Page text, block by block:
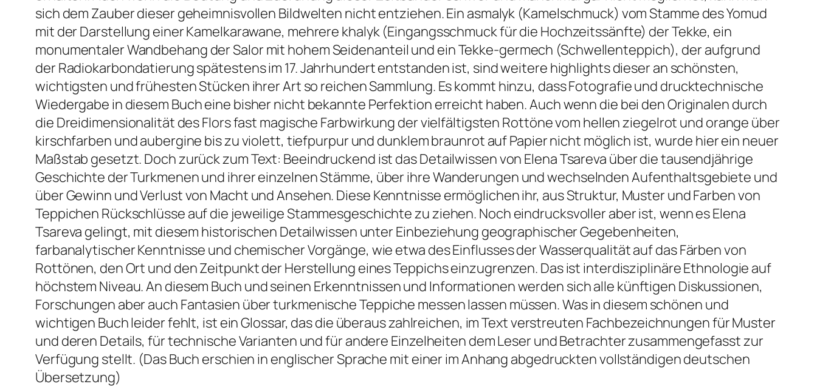
sich dem Zauber dieser geheimnisvollen Bildwelten nicht entziehen. Ein asmalyk (Kamelschmuck) vom Stamme des Yomud
mit der Darstellung einer Kamelkarawane, mehrere khalyk (Eingangsschmuck für die Hochzeitssänfte) der Tekke, ein
monumentaler Wandbehang der Salor mit hohem Seidenanteil und ein Tekke-germech (Schwellenteppich), der aufgrund
der Radiokarbondatierung spätestens im 17. Jahrhundert entstanden ist, sind weitere highlights dieser an schönsten,
wichtigsten und frühesten Stücken ihrer Art so reichen Sammlung. Es kommt hinzu, dass Fotografie und drucktechnische
Wiedergabe in diesem Buch eine bisher nicht bekannte Perfektion erreicht haben. Auch wenn die bei den Originalen durch
die Dreidimensionalität des Flors fast magische Farbwirkung der vielfältigsten Rottöne vom hellen ziegelrot und orange über
kirschfarben und aubergine bis zu violett, tiefpurpur und dunklem braunrot auf Papier nicht möglich ist, wurde hier ein neuer
Maßstab gesetzt. Doch zurück zum Text: Beeindruckend ist das Detailwissen von Elena Tsareva über die tausendjährige
Geschichte der Turkmenen und ihrer einzelnen Stämme, über ihre Wanderungen und wechselnden Aufenthaltsgebiete und
über Gewinn und Verlust von Macht und Ansehen. Diese Kenntnisse ermöglichen ihr, aus Struktur, Muster und Farben von
Teppichen Rückschlüsse auf die jeweilige Stammesgeschichte zu ziehen. Noch eindrucksvoller aber ist, wenn es Elena
Tsareva gelingt, mit diesem historischen Detailwissen unter Einbeziehung geographischer Gegebenheiten,
farbanalytischer Kenntnisse und chemischer Vorgänge, wie etwa des Einflusses der Wasserqualität auf das Färben von
Rottönen, den Ort und den Zeitpunkt der Herstellung eines Teppichs einzugrenzen. Das ist interdisziplinäre Ethnologie auf
höchstem Niveau. An diesem Buch und seinen Erkenntnissen und Informationen werden sich alle künftigen Diskussionen,
Forschungen aber auch Fantasien über turkmenische Teppiche messen lassen müssen. Was in diesem schönen und
wichtigen Buch leider fehlt, ist ein Glossar, das die überaus zahlreichen, im Text verstreuten Fachbezeichnungen für Muster
und deren Details, für technische Varianten und für andere Einzelheiten dem Leser und Betrachter zusammengefasst zur
Verfügung stellt. (Das Buch erschien in englischer Sprache mit einer im Anhang abgedruckten vollständigen deutschen
Übersetzung)